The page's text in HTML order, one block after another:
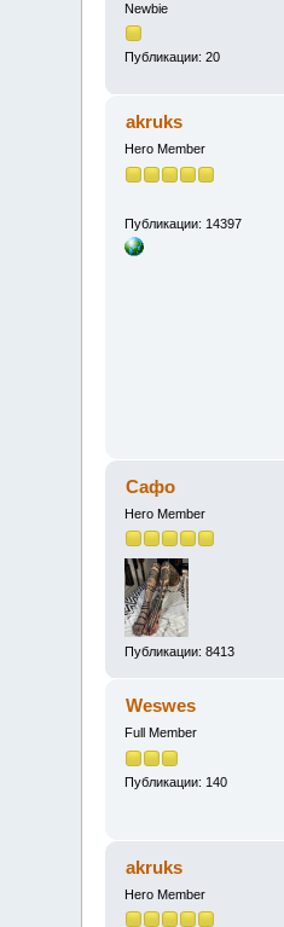
Newbie
Публикации: 20
akruks
Hero Member
Публикации: 14397
Сафо
Hero Member
Публикации: 8413
Weswes
Full Member
Публикации: 140
akruks
Hero Member